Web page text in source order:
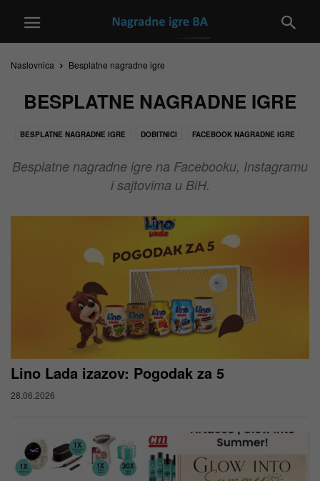
Naslovnica Besplatne nagradne igre
BESPLATNE NAGRADNE IGRE
BESPLATNE NAGRADNE IGRE DOBITNICI
FACEBOOK NAGRADNE IGRE
SVE NAGRADNE IGRE U BIH
USKORO ZAVRŠAVA
VELIKE NAGRADNE IGRE
Besplatne nagradne igre na Facebooku, Instagramu
i sajtovima u BiH.
Lino Lada izazov: Pogodak za 5
28.06.2026